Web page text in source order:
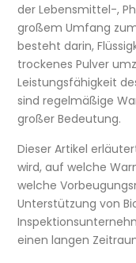
der Lebensmittel-,
großem Umfang
besteht darin,
trockenes Pulver
Leistungsfähigkeit
sind regelmäßige
großer Bedeutung.
Dieser Artikel
wird, auf welche
welche
Unterstützung von
einen langen